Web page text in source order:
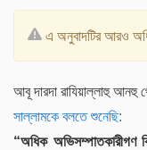
এ অনুবাদটির আরও
আবূ দারদা রাযিয়াল্লাহু আনহু
সাল্লামকে বলতে শুনেছি:
“অধিক অভিসম্পাতকারীগণ